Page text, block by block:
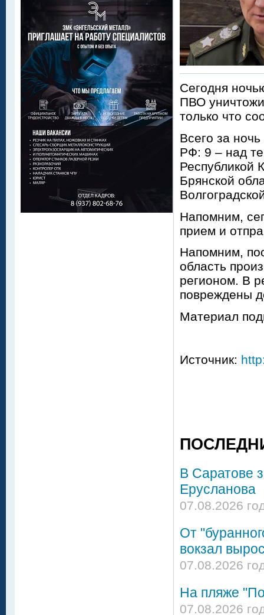
Сегодня
ПВО
только что
Всего за
РФ: 9 – над
Республикой
Брянской
Напомним,
прием и
Напомним,
область
регионом. В
повреждены
Материал
Источник:
В Саратове
Ерусланова
07.08.2026
От
вокзал
07.08.2026
На пляже
07.08.2026